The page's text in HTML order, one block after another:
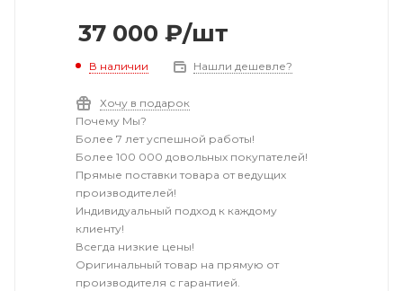
37 000 ₽/шт
В наличии Нашли дешевле?
Хочу в подарок
Почему Мы?
Более 7 лет успешной работы!
Более 100 000 довольных покупателей!
Прямые поставки товара от ведущих
производителей!
Индивидуальный подход к каждому
клиенту!
Всегда низкие цены!
Оригинальный товар на прямую от
производителя с гарантией.